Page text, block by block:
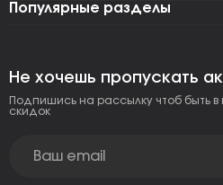
Популярные разделы
Не хочешь пропускать
Подпишись на рассылку чтоб быть в
скидок